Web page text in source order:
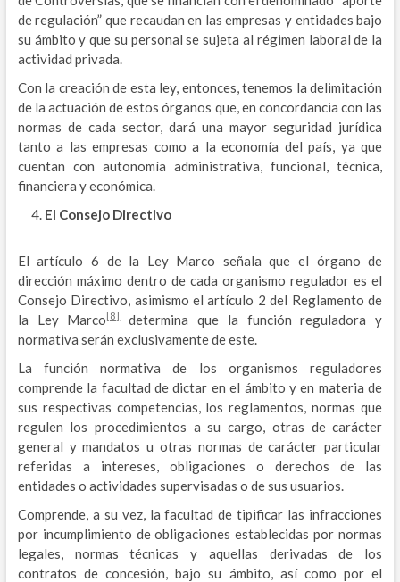
de regulación” que recaudan en las empresas y entidades bajo
su ámbito y que su personal se sujeta al régimen laboral de la
actividad privada.
Con la creación de esta ley, entonces, tenemos la delimitación
de la actuación de estos órganos que, en concordancia con las
normas de cada sector, dará una mayor seguridad jurídica
tanto a las empresas como a la economía del país, ya que
cuentan con autonomía administrativa, funcional, técnica,
financiera y económica.
El Consejo Directivo
El artículo 6 de la Ley Marco señala que el órgano de
dirección máximo dentro de cada organismo regulador es el
Consejo Directivo, asimismo el artículo 2 del Reglamento de
la Ley Marco [8]determina que la función reguladora y
normativa serán exclusivamente de este.
La función normativa de los organismos reguladores
comprende la facultad de dictar en el ámbito y en materia de
sus respectivas competencias, los reglamentos, normas que
regulen los procedimientos a su cargo, otras de carácter
general y mandatos u otras normas de carácter particular
referidas a intereses, obligaciones o derechos de las
entidades o actividades supervisadas o de sus usuarios.
Comprende, a su vez, la facultad de tipificar las infracciones
por incumplimiento de obligaciones establecidas por normas
legales, normas técnicas y aquellas derivadas de los
contratos de concesión, bajo su ámbito, así como por el